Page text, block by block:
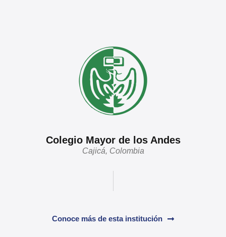
Colegio Mayor de los Andes
Cajicá, Colombia
Conoce más de esta institución